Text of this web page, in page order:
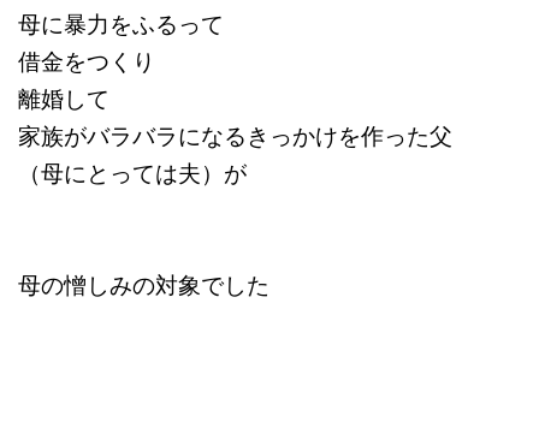
母に暴力をふるって
借金をつくり
離婚して
家族がバラバラになるきっかけを作った父
（母にとっては夫）が
母の憎しみの対象でした